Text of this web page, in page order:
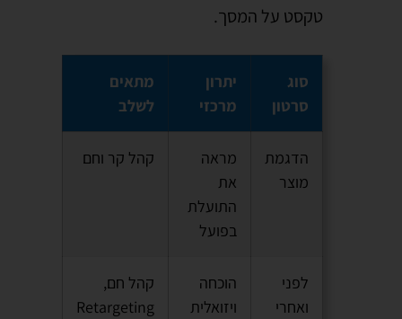
טקסט על המסך.
סוג
סרטון
יתרון
מרכזי
מתאים
לשלב
הדגמת
מוצר
מראה
את
התועלת
בפועל
קהל קר וחם
לפני
ואחרי
הוכחה
ויזואלית
קהל חם,
Retargeting